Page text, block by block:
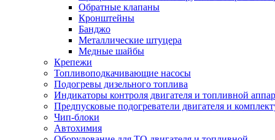
Обратные клапаны
Кронштейны
Банджо
Металлические штуцера
Медные шайбы
Крепежи
Топливоподкачивающие насосы
Подогревы дизельного топлива
Индикаторы контроля двигателя и топливной
Предпусковые подогреватели двигателя и
Чип-блоки
Автохимия